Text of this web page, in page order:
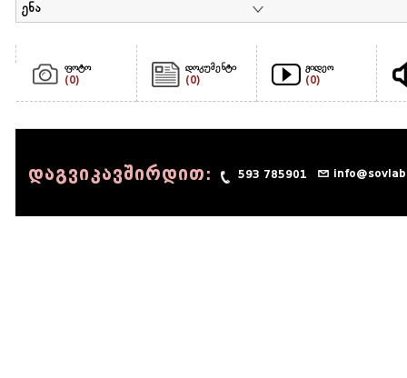
ენა
ფოტო
(0)
დოკუმენტი
(0)
ვიდეო
(0)
დაგვიკავშირდით: 593 785901